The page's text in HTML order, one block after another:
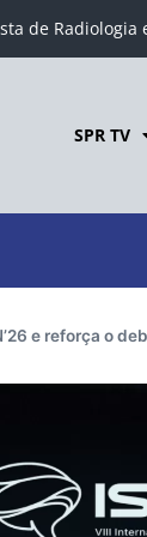
de
SPR TV
e reforça o